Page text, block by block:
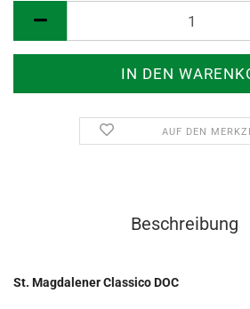
AUF DEN
Beschreibung
St. Magdalener Classico DOC